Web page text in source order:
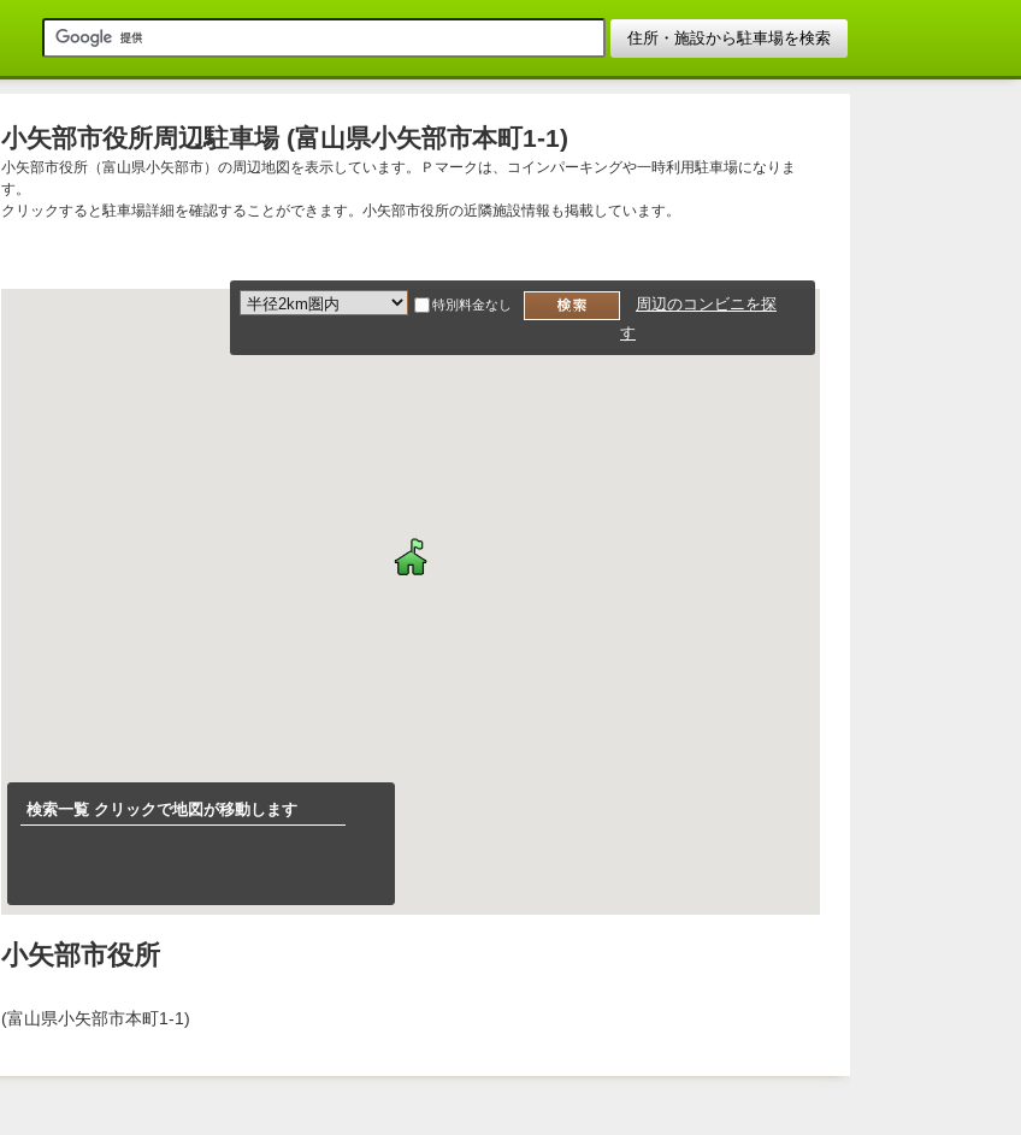
小矢部市役所周辺駐車場 (富山県小矢部市本町1-1)
小矢部市役所（富山県小矢部市）の周辺地図を表示しています。Ｐマークは、コインパーキングや一時利用駐車場になりま
す。
クリックすると駐車場詳細を確認することができます。小矢部市役所の近隣施設情報も掲載しています。
特別料金なし
周辺のコンビニを探
す
検索一覧 クリックで地図が移動します
小矢部市役所
(富山県小矢部市本町1-1)